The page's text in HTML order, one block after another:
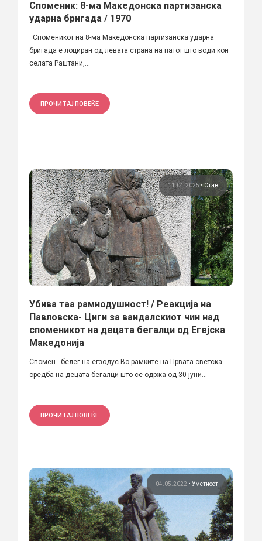
Споменик: 8-ма Македонска партизанска
ударна бригада / 1970
Споменикот на 8-ма Македонска партизанска ударна
бригада е лоциран од левата страна на патот што води кон
селата Раштани,...
ПРОЧИТАЈ ПОВЕЌЕ
11.04.2025 • Став
Убива таа рамнодушност! / Реакција на
Павловска- Циги за вандалскиот чин над
споменикот на децата бегалци од Егејска
Македонија
Спомен - белег на егзодус Во рамките на Првата светска
средба на децата бегалци што се одржа од 30 јуни...
ПРОЧИТАЈ ПОВЕЌЕ
04.05.2022 • Уметност